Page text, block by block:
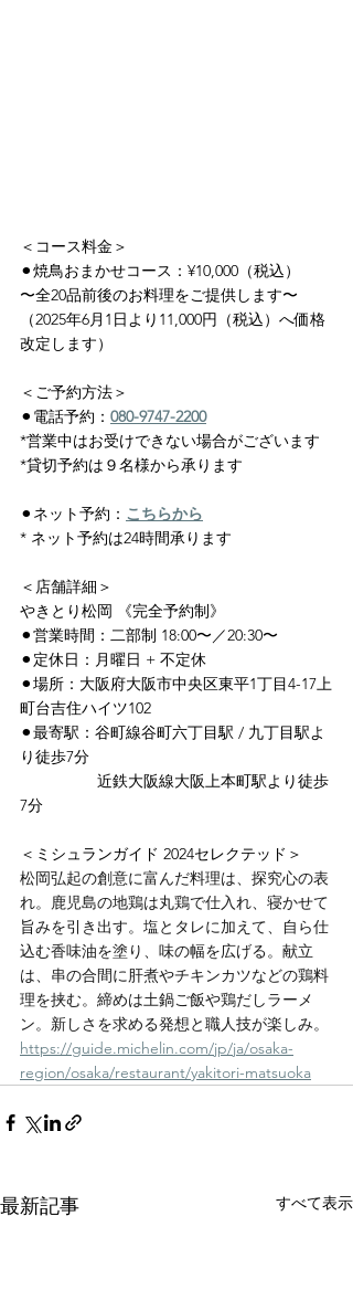
＜コース料金＞
⚫︎焼鳥おまかせコース：¥10,000（税込）
〜全20品前後のお料理をご提供します〜
（2025年6月1日より11,000円（税込）へ価格
改定します）
＜ご予約方法＞
⚫︎電話予約： 080-9747-2200
*営業中はお受けできない場合がございます
*貸切予約は９名様から承ります
⚫︎ネット予約： こちらから
* ネット予約は24時間承ります
＜店舗詳細＞
やきとり松岡 《完全予約制》
⚫︎営業時間：二部制 18:00〜／20:30〜
⚫︎定休日：月曜日 + 不定休
⚫︎場所：大阪府大阪市中央区東平1丁目4-17上
町台吉住ハイツ102
⚫︎最寄駅：谷町線谷町六丁目駅 / 九丁目駅よ
り徒歩7分
近鉄大阪線大阪上本町駅より徒歩
7分
＜ミシュランガイド 2024セレクテッド＞
松岡弘起の創意に富んだ料理は、探究心の表
れ。鹿児島の地鶏は丸鶏で仕入れ、寝かせて
旨みを引き出す。塩とタレに加えて、自ら仕
込む香味油を塗り、味の幅を広げる。献立
は、串の合間に肝煮やチキンカツなどの鶏料
理を挟む。締めは土鍋ご飯や鶏だしラーメ
ン。新しさを求める発想と職人技が楽しみ。
https://guide.michelin.com/jp/ja/osaka-
region/osaka/restaurant/yakitori-matsuoka
最新記事 すべて表示